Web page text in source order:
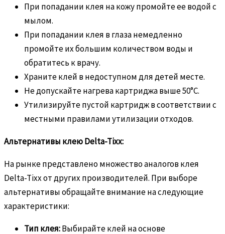
При попадании клея на кожу промойте ее водой с
мылом.
При попадании клея в глаза немедленно
промойте их большим количеством воды и
обратитесь к врачу.
Храните клей в недоступном для детей месте.
Не допускайте нагрева картриджа выше 50°C.
Утилизируйте пустой картридж в соответствии с
местными правилами утилизации отходов.
Альтернативы клею Delta-Tixx:
На рынке представлено множество аналогов клея
Delta-Tixx от других производителей. При выборе
альтернативы обращайте внимание на следующие
характеристики:
Тип клея:Выбирайте клей на основе